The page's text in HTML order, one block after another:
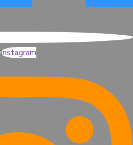
Instagram